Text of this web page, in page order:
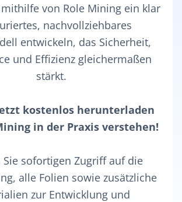
von Role Mining ein klar
nachvollziehbares
entwickeln, das Sicherheit,
und Effizienz gleichermaßen
stärkt.
kostenlos herunterladen
in der Praxis verstehen!
Sie sofortigen Zugriff auf die
alle Folien sowie zusätzliche
zur Entwicklung und